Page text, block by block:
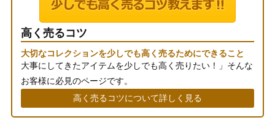
高く売るコツ
大切なコレクションを少しでも高く売るためにできること
大事にしてきたアイテムを少しでも高く売りたい！」そんな
お客様に必見のページです。
高く売るコツについて詳しく見る